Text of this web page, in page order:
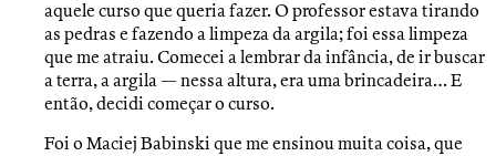
aquele curso que queria fazer. O professor estava tirando
as pedras e fazendo a limpeza da argila; foi essa limpeza
que me atraiu. Comecei a lembrar da infância, de ir buscar
a terra, a argila — nessa altura, era uma brincadeira… E
então, decidi começar o curso.
Foi o Maciej Babinski que me ensinou muita coisa, que